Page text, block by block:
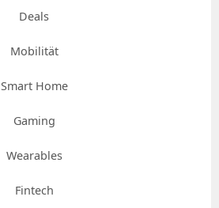
Deals
Mobilität
Smart Home
Gaming
Wearables
Fintech